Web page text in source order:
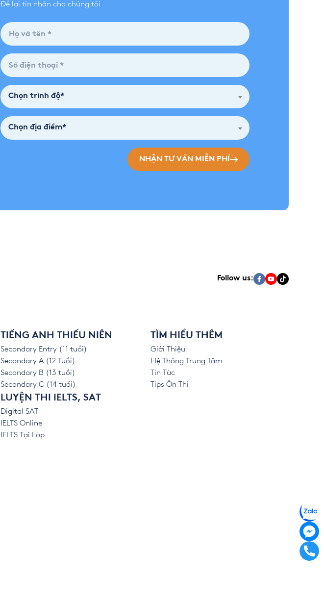
Để lại tin nhắn cho chúng tôi
Chọn trình độ*
Chọn địa điểm*
NHẬN TƯ VẤN MIỄN PHÍ
Follow us:
TIẾNG ANH THIẾU NIÊN
Secondary Entry (11 tuổi)
Secondary A (12 Tuổi)
Secondary B (13 tuổi)
Secondary C (14 tuổi)
LUYỆN THI IELTS, SAT
Digital SAT
IELTS Online
IELTS Tại Lớp
TÌM HIỂU THÊM
Giới Thiệu
Hệ Thống Trung Tâm
Tin Tức
Tips Ôn Thi